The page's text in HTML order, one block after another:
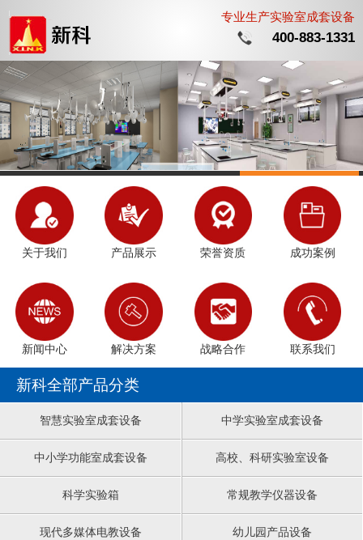
专业生产实验室成套设备
400-883-1331
关于我们 产品展示 荣誉资质 成功案例
新闻中心 解决方案 战略合作 联系我们
新科全部产品分类
智慧实验室成套设备 中学实验室成套设备
中小学功能室成套设备 高校、科研实验室设备
科学实验箱 常规教学仪器设备
现代多媒体电教设备 幼儿园产品设备